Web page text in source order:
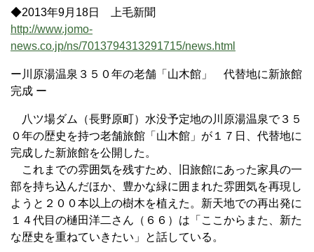
◆2013年9月18日 上毛新聞
http://www.jomo-
news.co.jp/ns/7013794313291715/news.html
ー川原湯温泉３５０年の老舗「山木館」 代替地に新旅館
完成 ー
八ツ場ダム（長野原町）水没予定地の川原湯温泉で３５
０年の歴史を持つ老舗旅館「山木館」が１７日、代替地に
完成した新旅館を公開した。
これまでの雰囲気を残すため、旧旅館にあった家具の一
部を持ち込んだほか、豊かな緑に囲まれた雰囲気を再現し
ようと２００本以上の樹木を植えた。新天地での再出発に
１４代目の樋田洋二さん（６６）は「ここからまた、新た
な歴史を重ねていきたい」と話している。